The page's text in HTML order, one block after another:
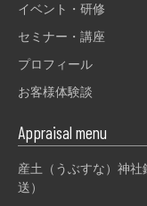
イベント・研修
セミナー・講座
プロフィール
お客様体験談
Appraisal menu
産土（うぶすな）神
送）